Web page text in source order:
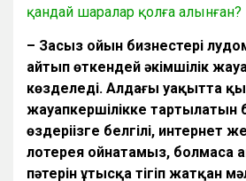
қандай шаралар қолға алынған?
– Заңсыз ойын бизнестері
айтып өткендей әкімшілік
көзделеді. Алдағы уақытта
жауапкершілікке тартылатын
өздеріңізге белгілі, интернет
лотерея ойнатамыз, болмаса
пәтерін ұтысқа тігіп жатқан